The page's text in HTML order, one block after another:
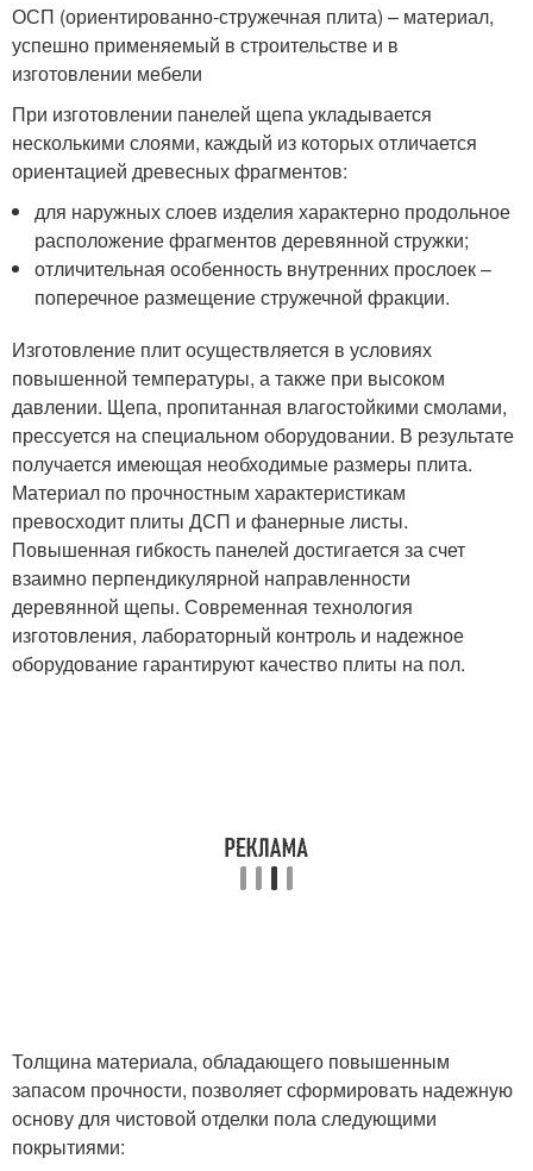
ОСП (ориентированно-стружечная плита) – материал,
успешно применяемый в строительстве и в
изготовлении мебели
При изготовлении панелей щепа укладывается
несколькими слоями, каждый из которых отличается
ориентацией древесных фрагментов:
для наружных слоев изделия характерно продольное
расположение фрагментов деревянной стружки;
отличительная особенность внутренних прослоек –
поперечное размещение стружечной фракции.
Изготовление плит осуществляется в условиях
повышенной температуры, а также при высоком
давлении. Щепа, пропитанная влагостойкими смолами,
прессуется на специальном оборудовании. В результате
получается имеющая необходимые размеры плита.
Материал по прочностным характеристикам
превосходит плиты ДСП и фанерные листы.
Повышенная гибкость панелей достигается за счет
взаимно перпендикулярной направленности
деревянной щепы. Современная технология
изготовления, лабораторный контроль и надежное
оборудование гарантируют качество плиты на пол.
Толщина материала, обладающего повышенным
запасом прочности, позволяет сформировать надежную
основу для чистовой отделки пола следующими
покрытиями: